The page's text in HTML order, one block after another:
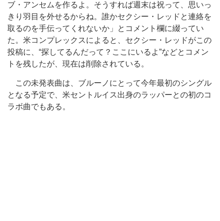
ブ・アンセムを作るよ。そうすれば週末は祝って、思いっ
きり羽目を外せるからね。誰かセクシー・レッドと連絡を
取るのを手伝ってくれないか」とコメント欄に綴ってい
た。米コンプレックスによると、セクシー・レッドがこの
投稿に、“探してるんだって？ここにいるよ”などとコメン
トを残したが、現在は削除されている。
この未発表曲は、ブルーノにとって今年最初のシングル
となる予定で、米セントルイス出身のラッパーとの初のコ
ラボ曲でもある。